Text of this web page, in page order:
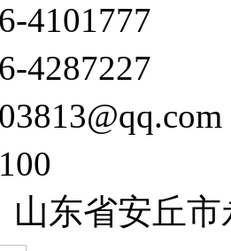
4101777
4287227
山东省安丘市